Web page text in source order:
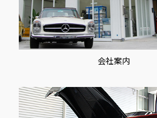
会社案内